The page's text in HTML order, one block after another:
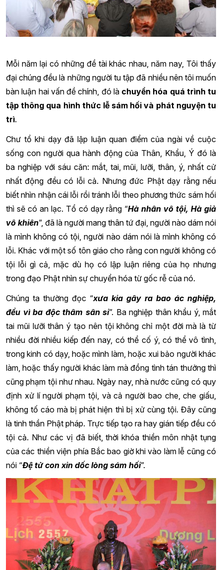
Mỗi năm lại có những đề tài khác nhau, năm nay, Tôi thấy
đại chúng đều là những người tu tập đã nhiều nên tôi muốn
bàn luận hai vấn đề chính, đó là chuyển hóa quá trình tu
tập thông qua hình thức lễ sám hối và phát nguyện tu
trì.
Chư tổ khi dạy đã lập luận quan điểm của ngài về cuộc
sống con người qua hành động của Thân, Khẩu, Ý đó là
ba nghiệp với sáu căn: mắt, tai, mũi, lưỡi, thân, ý, nhất cử
nhất động đều có lỗi cả. Nhưng đức Phật dạy rằng nếu
biết nhìn nhận cái lỗi rồi tránh lỗi theo phương thức sám hối
thì sẽ có an lạc. Tổ có dạy rằng “Hà nhân vô tội, Hà giả
vô khiên”, đã là người mang thân tứ đại, người nào dám nói
là mình không có tội, người nào dám nói là mình không có
lỗi. Khác với một số tôn giáo cho rằng con người không có
tội lỗi gì cả, mặc dù họ có lập luận riêng của họ nhưng
trong đạo Phật nhìn sự chuyển hóa từ gốc rễ của nó.
Chúng ta thường đọc “xưa kia gây ra bao ác nghiệp,
đều vì ba độc thâm sân si”. Ba nghiệp thân khẩu ý, mắt
tai mũi lưỡi thân ý tạo nên tội không chỉ một đời mà là từ
nhiều đời nhiều kiếp đến nay, có thể cố ý, có thể vô tình,
trong kinh có dạy, hoặc mình làm, hoặc xui bảo người khác
làm, hoặc thấy người khác làm mà đồng tình tán thưởng thì
cũng phạm tội như nhau. Ngày nay, nhà nước cũng có quy
định xử lí người phạm tội, và cả người bao che, che giấu,
không tố cáo mà bị phát hiện thì bị xử cùng tội. Đây cũng
là tinh thần Phật pháp. Trực tiếp tạo ra hay gián tiếp đều có
tội cả. Như các vị đã biết, thời khóa thiền môn nhật tụng
của các thiền viện phía Bắc bao giờ khi vào làm lễ cũng có
nói “Đệ tử con xin dốc lòng sám hối”.